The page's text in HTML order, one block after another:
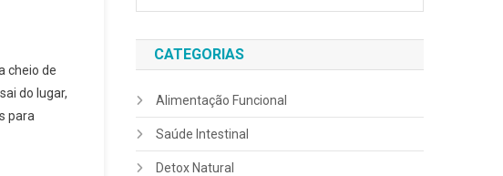
cheio de
do lugar,
para
CATEGORIAS
Alimentação Funcional
Saúde Intestinal
Detox Natural